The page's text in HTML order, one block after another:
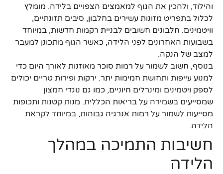
והילוד, ולהכין את הגוף למאמצים הצפויים בלידה. מומלץ
לכלול בתפריט מזונות עשירים בחלבון, סיבים תזונתיים,
וויטמינים. חלבונים חשובים לבניית רקמות חדשות, במיוחד
בשבועות האחרונים לפני הלידה, כאשר הגוף מתכונן למעבר
למצב של הנקה.
בנוסף, חשוב לשמור על רמות סוכר מאוזנות לאורך היום כדי
למנוע עייפות ותחושת חמימות יתר. ירקות ופירות טריים יכולים
לספק ויטמינים ומינרלים חיוניים, כמו גם נוגדי חמצון
שמסייעים בשמירה על בריאות הכללית. מנות קטנות ותכופות
מסייעות לשמור על רמות אנרגיה גבוהות, במיוחד לקראת
הלידה.
חשיבות התמיכה במהלך
הלידה